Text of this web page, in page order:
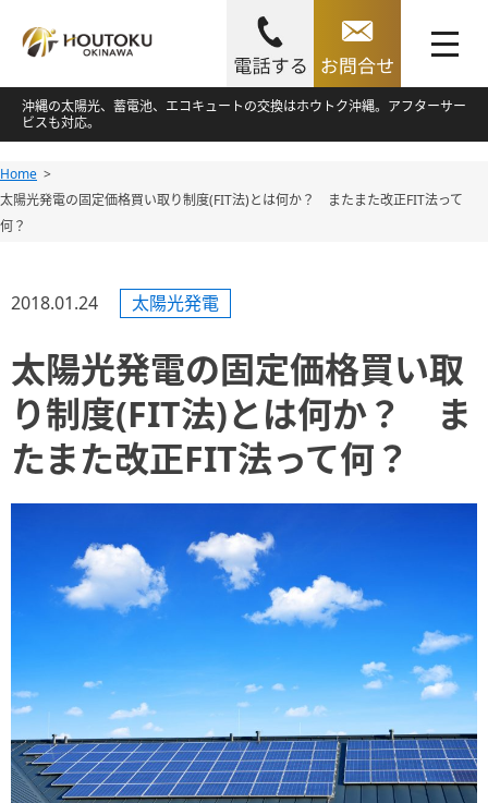
toggle
navigation
Skip
to
content
沖縄の太陽光、蓄電池、エコキュートの交換はホウトク沖縄。アフターサー
ビスも対応。
Skip
to
Home
太陽光発電の固定価格買い取り制度(FIT法)とは何か？ またまた改正FIT法って
何？
2018.01.24 太陽光発電
太陽光発電の固定価格買い取
り制度(FIT法)とは何か？ ま
たまた改正FIT法って何？